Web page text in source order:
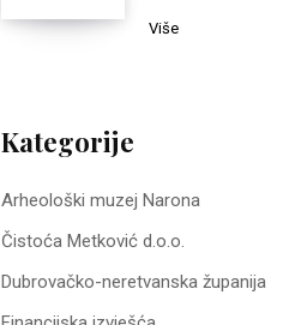
Više
Kategorije
Arheološki muzej Narona
Čistoća Metković d.o.o.
Dubrovačko-neretvanska županija